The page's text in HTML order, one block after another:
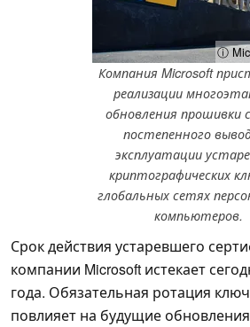
ⓘ
Компания Microsoft
реализации
обновления прошивки
постепенного
эксплуатации
криптографических
глобальных сетях
компьютеров.
Срок действия устаревшего
компании Microsoft истекает
года. Обязательная ротация
повлияет на будущие